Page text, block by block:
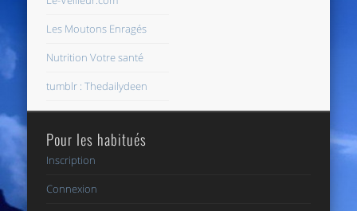
Les Moutons Enragés
Nutrition Votre santé
tumblr : Thedailydeen
Pour les habitués
Inscription
Connexion